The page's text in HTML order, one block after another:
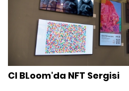
CI BLoom'da NFT Sergisi